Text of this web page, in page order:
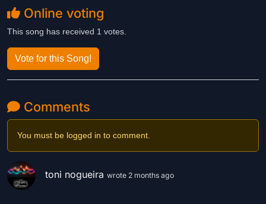
Mit unserem Song „Take a Trip“ möchten wir das besondere
Gefühl des Sommers einfangen – die Leichtigkeit, Freiheit und
unbändige Energie, die man spürt, wenn man einfach ins Auto
aus den Lautsprechern, spontane Zwischenstopps und das
Gefühl, dass hinter der nächsten Kurve ein neues Abenteuer
wartet.
„Take a Trip“ ist eine Einladung, den Alltag für einen Moment hinter
sich zu lassen, die Sorgen auszublenden und den Augenblick zu
Der Song steht für Lebensfreude, Zusammenhalt und die Magie
eines Roadtrips, bei dem nicht nur das Ziel zählt, sondern vor
allem die gemeinsame Reise.
Wir freuen uns sehr, mit diesem Titel am HOFA Contest
Online voting
This song has received 1 votes.
Vote for this Song!
Comments
You must be logged in to comment.
toni nogueira wrote 2 months ago